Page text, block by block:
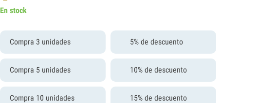
En stock
Compra 3 unidades 5% de descuento
Compra 5 unidades 10% de descuento
Compra 10 unidades 15% de descuento